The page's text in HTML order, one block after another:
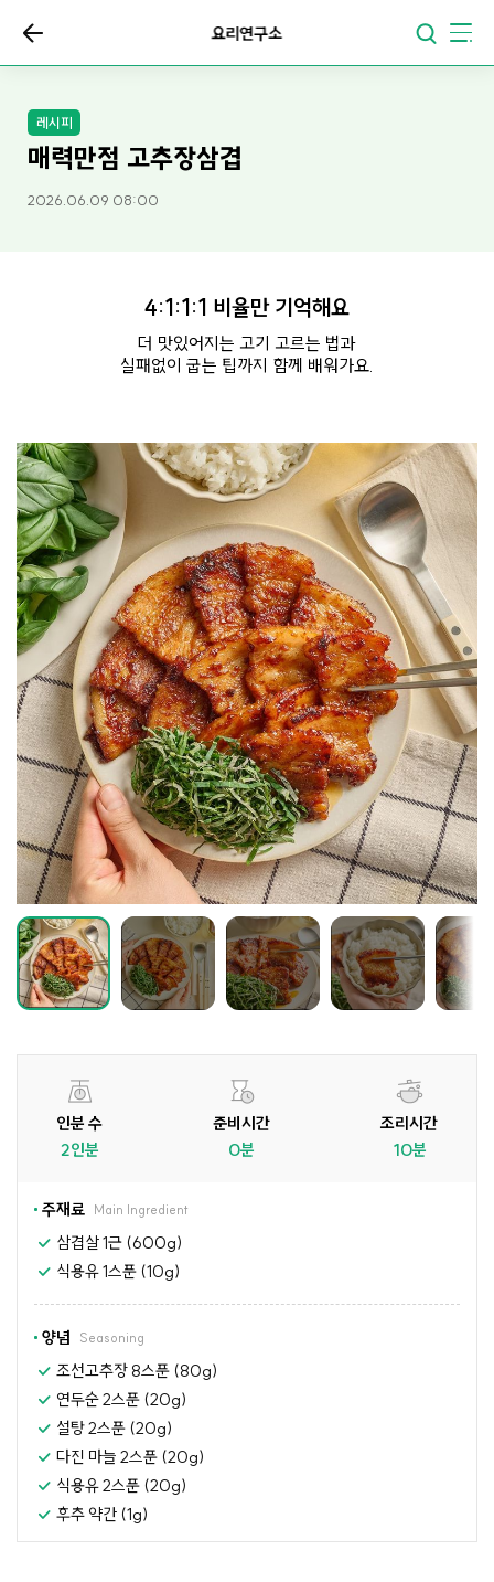
요리연구소
레시피
매력만점 고추장삼겹
2026.06.09 08:00
4:1:1:1 비율만 기억해요
더 맛있어지는 고기 고르는 법과
실패없이 굽는 팁까지 함께 배워가요.
인분 수
2인분
준비시간
0분
조리시간
10분
주재료 Main Ingredient
삼겹살 1근 (600g)
식용유 1스푼 (10g)
양념 Seasoning
조선고추장 8스푼 (80g)
연두순 2스푼 (20g)
설탕 2스푼 (20g)
다진 마늘 2스푼 (20g)
식용유 2스푼 (20g)
후추 약간 (1g)